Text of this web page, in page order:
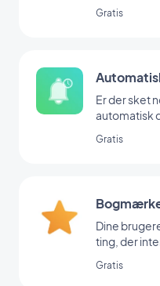
Gratis
Er der sket
automatisk
Gratis
Dine
ting, der
Gratis